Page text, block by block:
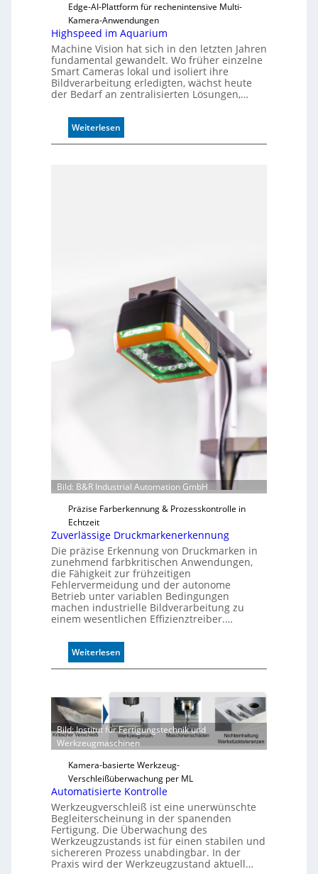
Edge-AI-Plattform für rechenintensive Multi-
Kamera-Anwendungen
Highspeed im Aquarium
Machine Vision hat sich in den letzten Jahren
fundamental gewandelt. Wo früher einzelne
Smart Cameras lokal und isoliert ihre
Bildverarbeitung erledigten, wächst heute
der Bedarf an zentralisierten Lösungen,…
Weiterlesen:
H
q
u
a
r
i
Bild: B&R Industrial Automation GmbH
Präzise Farberkennung & Prozesskontrolle in
Echtzeit
Zuverlässige Druckmarkenerkennung
Die präzise Erkennung von Druckmarken in
zunehmend farbkritischen Anwendungen,
die Fähigkeit zur frühzeitigen
Fehlervermeidung und der autonome
Betrieb unter variablen Bedingungen
machen industrielle Bildverarbeitung zu
einem wesentlichen Effizienztreiber.…
Weiterlesen:
Z
v
e
r
l
ä
e
D
r
u
c
Bild: Institut für Fertigungstechnik und
Werkzeugmaschinen
Kamera-basierte Werkzeug-
Verschleißüberwachung per ML
Automatisierte Kontrolle
Werkzeugverschleiß ist eine unerwünschte
Begleiterscheinung in der spanenden
Fertigung. Die Überwachung des
Werkzeugzustands ist für einen stabilen und
sichereren Prozess unabdingbar. In der
Praxis wird der Werkzeugzustand aktuell…